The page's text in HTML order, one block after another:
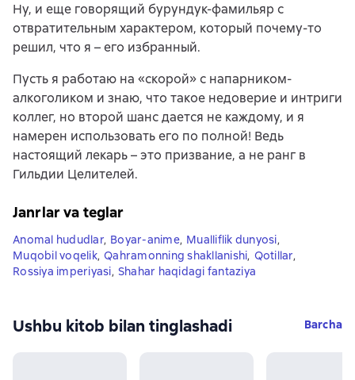
Ну, и еще говорящий бурундук-фамильяр с
отвратительным характером, который почему-то
решил, что я – его избранный.
Пусть я работаю на «скорой» с напарником-
алкоголиком и знаю, что такое недоверие и интриги
коллег, но второй шанс дается не каждому, и я
намерен использовать его по полной! Ведь
настоящий лекарь – это призвание, а не ранг в
Гильдии Целителей.
Janrlar va teglar
Anomal hududlar, Boyar-anime, Mualliflik dunyosi,
Muqobil voqelik, Qahramonning shakllanishi, Qotillar,
Rossiya imperiyasi, Shahar haqidagi fantaziya
Ushbu kitob bilan tinglashadi Barcha